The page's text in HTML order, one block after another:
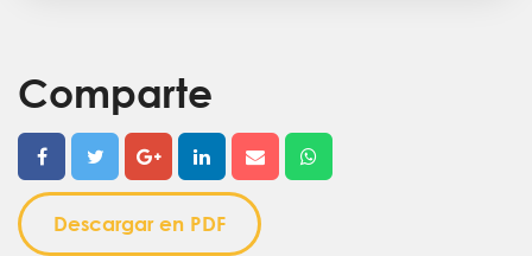
Comparte
Descargar en PDF